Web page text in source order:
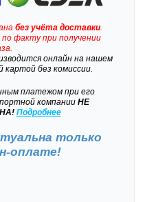
без учёта доставки.
по факту при получении
онлайн на нашем
картой без комиссии.
платежом при его
компанииНЕ
Подробнее
только
оплате!